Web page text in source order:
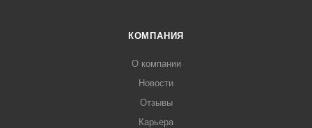
КОМПАНИЯ
О компании
Новости
Отзывы
Карьера